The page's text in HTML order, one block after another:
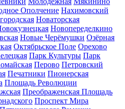
Ополчение Нахимовский
Новаторская
Новопеределкино
Новые Черёмушки Озёрная
Октябрьское Поле Орехово
Парк Культуры Парк
Перово Петровский
Печатники Пионерская
Площадь Революции
Преображенская Площадь
Проспект Мира